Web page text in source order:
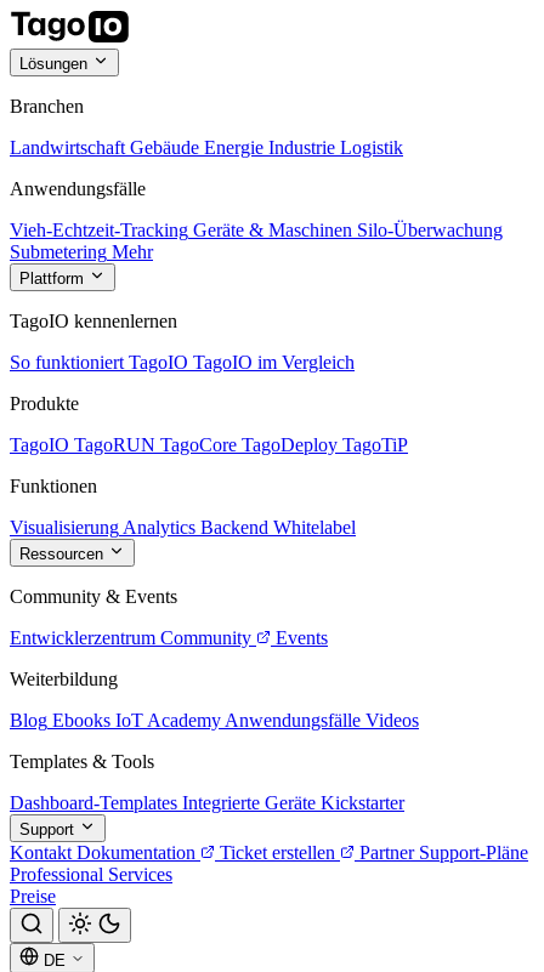
Lösungen
Branchen
Landwirtschaft Gebäude Energie Industrie Logistik
Anwendungsfälle
Vieh-Echtzeit-Tracking Geräte & Maschinen Silo-Überwachung
Submetering Mehr
Plattform
TagoIO kennenlernen
So funktioniert TagoIO TagoIO im Vergleich
Produkte
TagoIO TagoRUN TagoCore TagoDeploy TagoTiP
Funktionen
Visualisierung Analytics Backend Whitelabel
Ressourcen
Community & Events
Entwicklerzentrum Community
Events
Weiterbildung
Blog Ebooks IoT Academy Anwendungsfälle Videos
Templates & Tools
Dashboard-Templates Integrierte Geräte Kickstarter
Support
Kontakt Dokumentation Ticket erstellen Partner Support-Pläne
Professional Services
Preise
DE